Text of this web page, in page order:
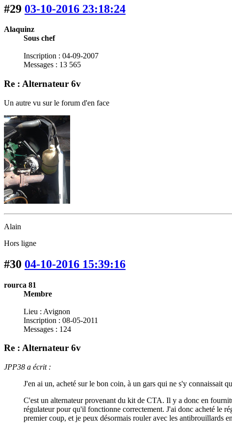
#29 03-10-2016 23:18:24
Alaquinz
Sous chef
Inscription : 04-09-2007
Messages : 13 565
Re : Alternateur 6v
Un autre vu sur le forum d'en face
Alain
Hors ligne
#30 04-10-2016 15:39:16
rourca 81
Membre
Lieu : Avignon
Inscription : 08-05-2011
Messages : 124
Re : Alternateur 6v
JPP38 a écrit :
J'en ai un, acheté sur le bon coin, à un gars qui ne s'y connaissait
C'est un alternateur provenant du kit de CTA. Il y a donc en
régulateur pour qu'il fonctionne correctement. J'ai donc acheté le
premier coup, et je peux désormais rouler avec les antibrouillards